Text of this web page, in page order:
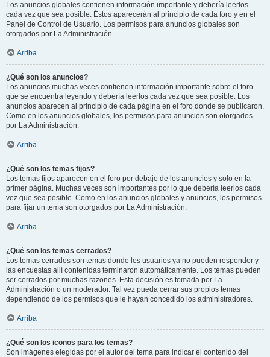
Los anuncios globales contienen información importante y debería leerlos
cada vez que sea posible. Éstos aparecerán al principio de cada foro y en el
Panel de Control de Usuario. Los permisos para anuncios globales son
otorgados por La Administración.
Arriba
¿Qué son los anuncios?
Los anuncios muchas veces contienen información importante sobre el foro
que se encuentra leyendo y debería leerlos cada vez que sea posible. Los
anuncios aparecen al principio de cada página en el foro donde se publicaron.
Como en los anuncios globales, los permisos para anuncios son otorgados
por La Administración.
Arriba
¿Qué son los temas fijos?
Los temas fijos aparecen en el foro por debajo de los anuncios y solo en la
primer página. Muchas veces son importantes por lo que debería leerlos cada
vez que sea posible. Como en los anuncios globales y anuncios, los permisos
para fijar un tema son otorgados por La Administración.
Arriba
¿Qué son los temas cerrados?
Los temas cerrados son temas donde los usuarios ya no pueden responder y
las encuestas allí contenidas terminaron automáticamente. Los temas pueden
ser cerrados por muchas razones. Esta decisión es tomada por La
Administración o un moderador. Tal vez pueda cerrar sus propios temas
dependiendo de los permisos que le hayan concedido los administradores.
Arriba
¿Qué son los iconos para los temas?
Son imágenes elegidas por el autor del tema para indicar el contenido del